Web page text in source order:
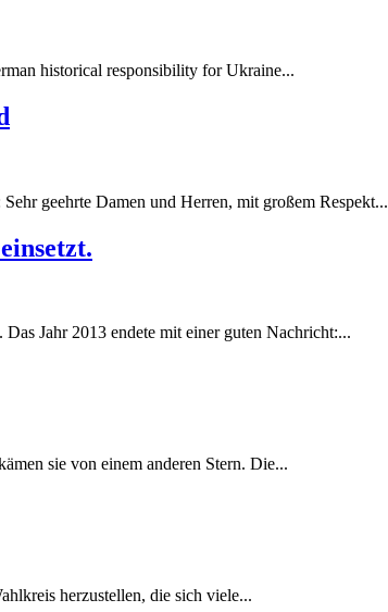
historical responsibility for Ukraine...
geehrte Damen und Herren, mit großem Respekt...
Jahr 2013 endete mit einer guten Nachricht:...
sie von einem anderen Stern. Die...
herzustellen, die sich viele...